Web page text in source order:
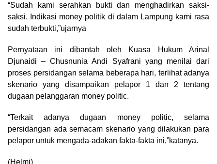
“Sudah kami serahkan bukti dan menghadirkan saksi-
saksi. Indikasi money politik di dalam Lampung kami rasa
sudah terbukti,”ujarnya
Pernyataan ini dibantah oleh Kuasa Hukum Arinal
Djunaidi – Chusnunia Andi Syafrani yang menilai dari
proses persidangan selama beberapa hari, terlihat adanya
skenario yang disampaikan pelapor 1 dan 2 tentang
dugaan pelanggaran money politic.
“Terkait adanya dugaan money politic, selama
persidangan ada semacam skenario yang dilakukan para
pelapor untuk mengada-adakan fakta-fakta ini,”katanya.
(Helmi)